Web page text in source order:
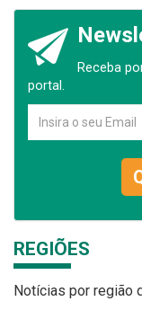
Receba
portal.
REGIÕES
Notícias por região